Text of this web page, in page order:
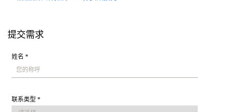
提交需求
姓名 *
联系类型 *